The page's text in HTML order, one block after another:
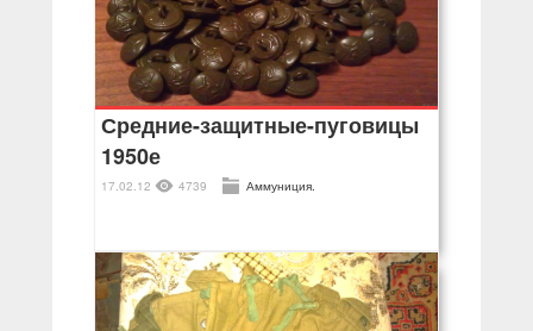
Средние-защитные-пуговицы
1950е
17.02.12 4739 Аммуниция.